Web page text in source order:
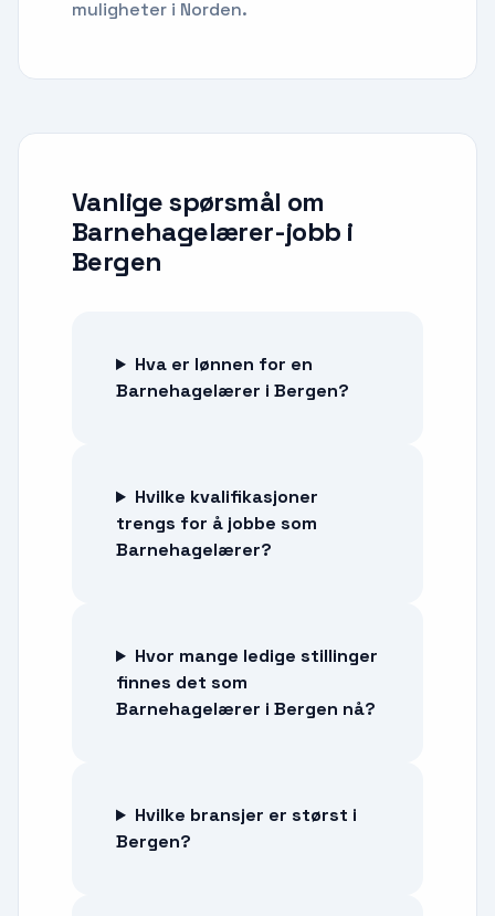
muligheter i Norden.
Vanlige spørsmål om
Barnehagelærer-jobb i
Bergen
Hva er lønnen for en
Barnehagelærer i Bergen?
Hvilke kvalifikasjoner
trengs for å jobbe som
Barnehagelærer?
Hvor mange ledige stillinger
finnes det som
Barnehagelærer i Bergen nå?
Hvilke bransjer er størst i
Bergen?